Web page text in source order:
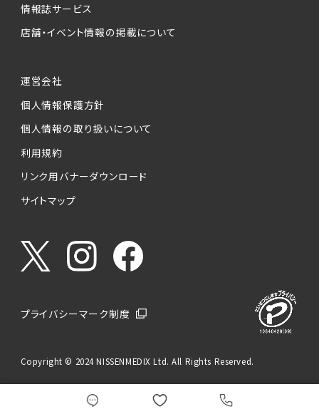
情報誌サービス
店舗・イベント情報の掲載について
運営会社
個人情報保護方針
個人情報の取り扱いについて
利用規約
リンク用バナーダウンロード
サイトマップ
プライバシーマーク制度
Copyright © 2024 NISSENMEDIX Ltd. All Rights Reserved.